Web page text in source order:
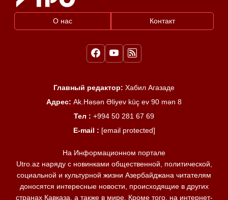
О нас Контакт
Главный редактор: Хабил Агазаде
Адрес: Ak.Həsən Əliyev küç ev 90 mən 8
Тел : +994 50 281 67 69
E-mail : [email protected]
На Информационном портале
Utro.az наряду с новинками общественной, политической,
социальной и культурной жизни Азербайджана читателям
доносятся интересные новости, происходящие в других
странах Кавказа, а также в мире. Кроме того, на интернет-